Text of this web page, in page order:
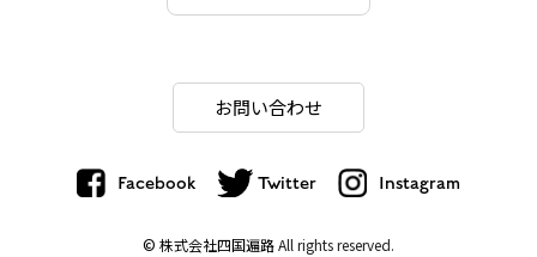
お問い合わせ
Facebook Twitter Instagram
© 株式会社四国遍路All rights reserved.